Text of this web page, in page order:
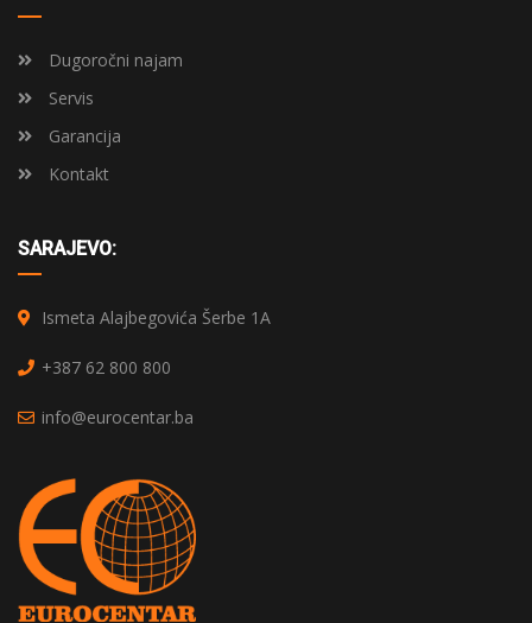
Dugoročni najam
Servis
Garancija
Kontakt
SARAJEVO:
Ismeta Alajbegovića Šerbe 1A
+387 62 800 800
info@eurocentar.ba